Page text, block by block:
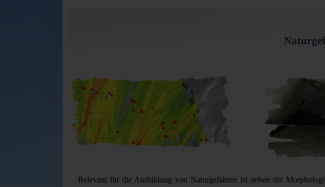
Relevant für die Ausbildung von Naturgefahren ist neben der